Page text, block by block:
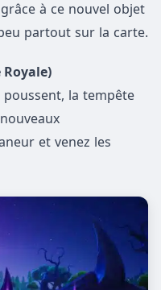
à ce nouvel objet
partout sur la carte.
poussent, la tempête
et venez les